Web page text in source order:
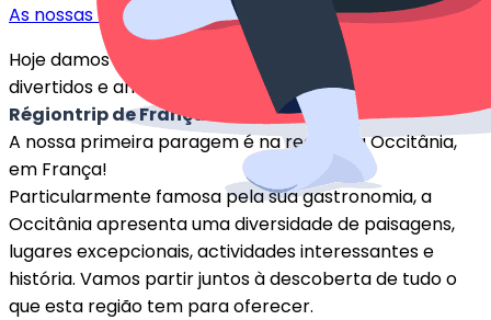
As nossas regiões
Hoje damos início a uma
série de artigos
divertidos e anunciamos, rufem os tambores: uma
Régiontrip de França
A nossa primeira paragem é na região da Occitânia,
em França!
Particularmente famosa pela sua gastronomia, a
Occitânia apresenta uma diversidade de paisagens,
lugares excepcionais, actividades interessantes e
história. Vamos partir juntos à descoberta de tudo o
que esta região tem para oferecer.